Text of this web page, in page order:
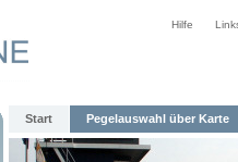
Hilfe
Start Pegelauswahl über Karte